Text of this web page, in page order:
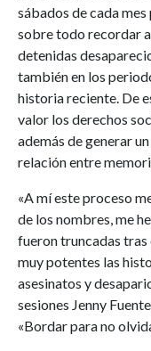
sábados de cada
sobre todo recordar
detenidas
también en los
historia reciente. De
valor los derechos
además de generar
relación entre
«A mí este proceso
de los nombres, me
fueron truncadas
muy potentes las
asesinatos y
sesiones Jenny
«Bordar para no